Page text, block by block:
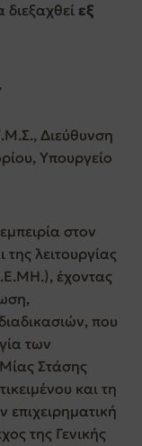
διεξαχθεί εξ
,
Διεύθυνση
Υπουργείο
στον
λειτουργίας
έχοντας
που
των
Στάσης
και τη
της Γενικής